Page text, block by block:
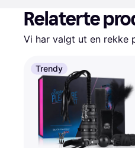
Relaterte
Vi har valgt ut en rekke
Trendy